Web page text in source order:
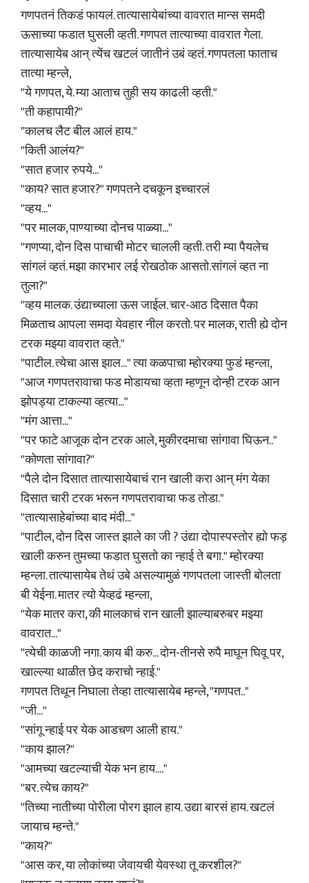
गणपतनं तिकडं फायलं. तात्यासायेबांच्या वावरात मान्स समदी
ऊसाच्या फडात घुसली व्हती. गणपत तात्याच्या वावरात गेला.
तात्यासायेब आन् त्येंच खटलं जातीनं उबं व्हतं. गणपतला फाताच
तात्या म्हन्ले,
"ये गणपत, ये. म्या आताच तुही सय काढली व्हती."
"ती कहापायी?"
"कालच लैट बील आलं हाय."
"किती आलंय?"
"सात हजार रुपये..."
"काय? सात हजार?" गणपतने दचकून इच्चारलं
"व्हय..."
"पर मालक, पाण्याच्या दोनच पाळ्या..."
"गणप्या, दोन दिस पाचाची मोटर चालली व्हती. तरी म्या पैयलेच
सांगलं व्हतं. मझा कारभार लई रोखठोक आसतो.सांगलं व्हत ना
तुला?"
"व्हय मालक. उंद्याच्याला ऊस जाईल. चार-आठ दिसात पैका
मिळताच आपला समदा येवहार नील करतो. पर मालक, राती ह्ये दोन
टरक मझ्या वावरात व्हते."
"पाटील. त्येचा आस झाल..." त्या कळपाचा म्होरक्या फुडं म्हन्ला,
"आज गणपतरावाचा फड मोडायचा व्हता म्हणून दोन्ही टरक आन
झोपड्या टाकल्या व्हत्या..."
"मंग आत्ता..."
"पर फाटे आजूक दोन टरक आले, मुकीरदमाचा सांगावा घिऊन.."
"कोणता सांगावा?"
"पैले दोन दिसात तात्यासायेबाचं रान खाली करा आन् मंग येका
दिसात चारी टरक भरून गणपतरावाचा फड तोडा."
"तात्यासाहेबांच्या बाद मंदी..."
"पाटील, दोन दिस जास्त झाले का जी ? उंद्या दोपास्पस्तोर ह्यो फड़
खाली करुन तुमच्या फडात घुसतो का न्हाई ते बगा." म्होरक्या
म्हन्ला. तात्यासायेब तेथं उबे असल्यामुळं गणपतला जास्ती बोलता
बी येईना. मातर त्यो येव्हढं म्हन्ला,
"येक मातर करा, की मालकाचं रान खाली झाल्याबरुबर मझ्या
वावरात..."
"त्येची काळजी नगा. काय बी करु... दोन-तीनसे रुपै माघून घिवू पर,
खाल्ल्या थाळीत छेद कराचो न्हाई."
गणपत तिथून निघाला तेव्हा तात्यासायेब म्हन्ले, "गणपत.."
"जी..."
"सांगू न्हाई पर येक आडचण आली हाय."
"काय झाल?"
"आमच्या खटल्याची येक भन हाय...."
"बर. त्येच काय?"
"तिच्या नातीच्या पोरीला पोरग झाल हाय. उद्या बारसं हाय. खटलं
जायाच म्हन्ते."
"काय?"
"आस कर, या लोकांच्या जेवायची येवस्था तू करशील?"